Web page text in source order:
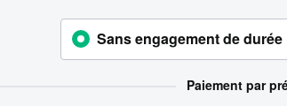
Sans engagement de durée
Paiement par